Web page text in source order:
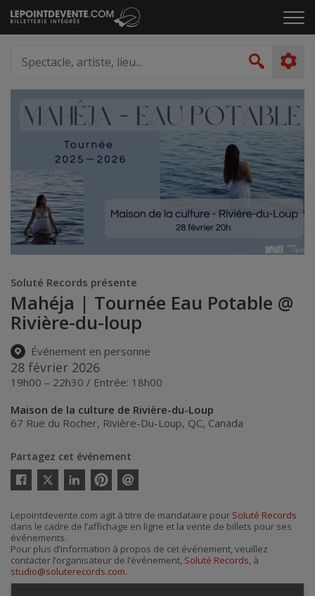
Passer
au
le
artiste,
lieu...
Soluté Records présente
Mahéja | Tournée Eau Potable @
Rivière-du-loup
Événement en personne
28 février 2026
19h00 – 22h30 / Entrée: 18h00
Maison de la culture de Rivière-du-Loup
67 Rue du Rocher, Rivière-Du-Loup, QC, Canada
Partagez cet événement
Twitter
courriel
Lepointdevente.com agit à titre de mandataire pour Soluté Records
dans le cadre de l’affichage en ligne et la vente de billets pour ses
événements.
Pour plus d’information à propos de cet événement, veuillez
contacter l’organisateur de l’événement, Soluté Records, à
studio@soluterecords.com.